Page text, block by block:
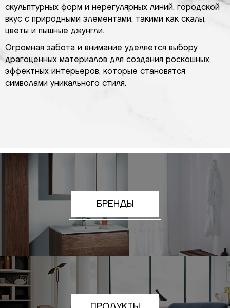
скульптурных форм и нерегулярных линий. городской
вкус с природными элементами, такими как скалы,
цветы и пышные джунгли.
Огромная забота и внимание уделяется выбору
драгоценных материалов для создания роскошных,
эффектных интерьеров, которые становятся
символами уникального стиля.
БРЕНДЫ